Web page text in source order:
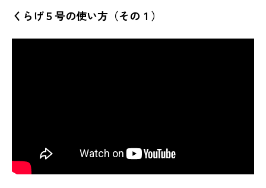
くらげ５号の使い方（その１）